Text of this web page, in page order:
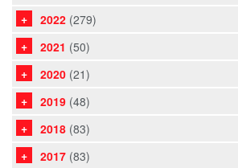
2022 (279)
2021 (50)
2020 (21)
2019 (48)
2018 (83)
2017 (83)